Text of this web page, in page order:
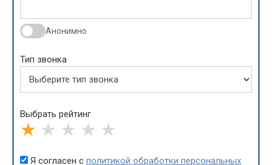
Анонимно
Тип звонка
Выбрать рейтинг
★ ★ ★ ★ ★
Я согласен с политикой обработки персональных